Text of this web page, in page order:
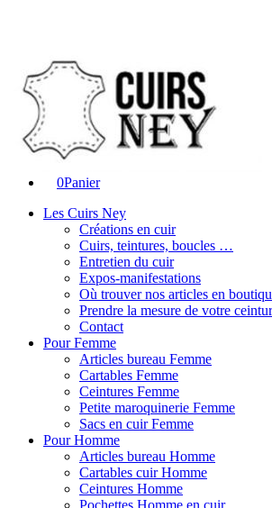
0Panier
Les Cuirs Ney
Créations en cuir
Cuirs, teintures, boucles …
Entretien du cuir
Expos-manifestations
Où trouver nos articles en
Prendre la mesure de votre
Contact
Pour Femme
Articles bureau Femme
Cartables Femme
Ceintures Femme
Petite maroquinerie Femme
Sacs en cuir Femme
Pour Homme
Articles bureau Homme
Cartables cuir Homme
Ceintures Homme
Pochettes Homme en cuir